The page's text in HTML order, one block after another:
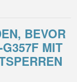
BEVOR
MIT